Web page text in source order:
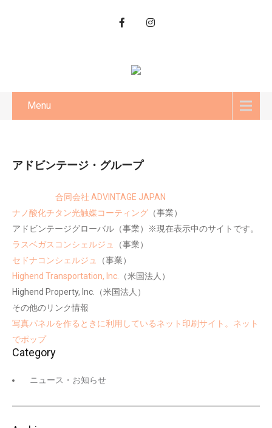
Menu
アドビンテージ・グループ
合同会社 ADVINTAGE JAPAN
ナノ酸化チタン光触媒コーティング （事業）
アドビンテージグローバル（事業）※現在表示中のサイトです。
ラスベガスコンシェルジュ
（事業）
セドナコンシェルジュ
（事業）
Highend Transportation, Inc.
（米国法人）
Highend Property, Inc.（米国法人）
その他のリンク情報
写真パネルを作るときに利用しているネット印刷サイト。ネット
でポップ
Category
ニュース・お知らせ